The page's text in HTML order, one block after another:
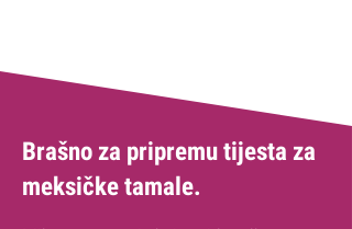
Brašno za pripremu tijesta za
meksičke tamale.